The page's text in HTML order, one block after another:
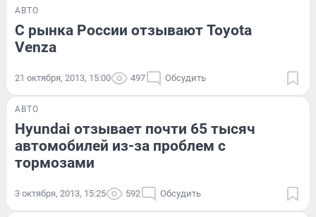
АВТО
С рынка России отзывают Toyota
Venza
21 октября, 2013, 15:00 497 Обсудить
АВТО
Hyundai отзывает почти 65 тысяч
автомобилей из-за проблем с
тормозами
3 октября, 2013, 15:25 592 Обсудить